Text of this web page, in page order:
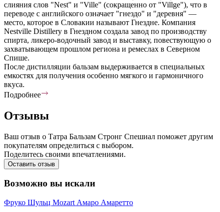
слияния слов "Nest" и "Ville" (сокращенно от "Villge"), что в
переводе с английского означает "гнездо" и "деревня" —
место, которое в Словакии называют Гнездне. Компания
Nestville Distillery в Гнездном создала завод по производству
спирта, ликеро-водочный завод и выставку, повествующую о
захватывающем прошлом региона и ремеслах в Северном
Спише.
После дистилляции бальзам выдерживается в специальных
емкостях для получения особенно мягкого и гармоничного
вкуса.
Подробнее
Отзывы
Ваш отзыв о Татра Бальзам Стронг Спешиал поможет другим
покупателям определиться с выбором.
Поделитесь своими впечатлениями.
Оставить отзыв
Возможно вы искали
Фруко Шульц Mozart Амаро Амаретто